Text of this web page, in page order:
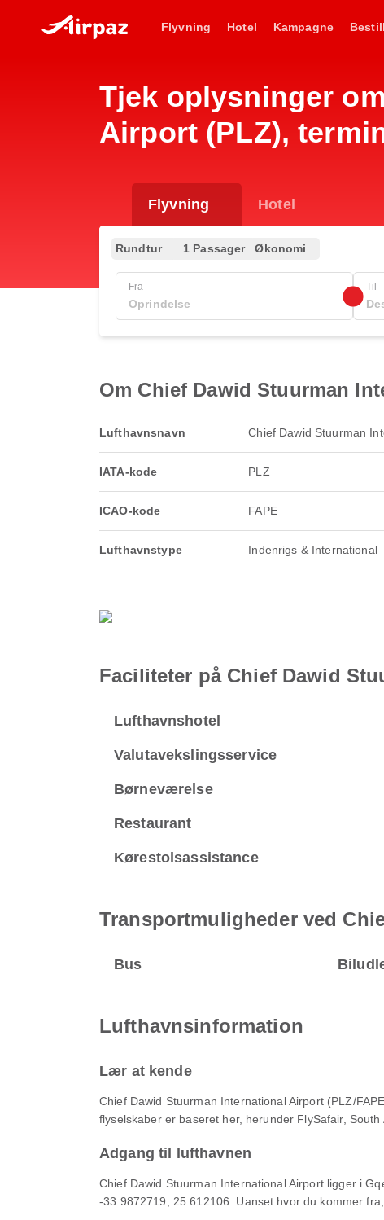
Flyvning Hotel Kampagne
Tjek oplysninger
Airport (PLZ),
Flyvning Hotel
Rundtur 1 Passager Økonomi
Fra Til
Om Chief Dawid Stuurman
Lufthavnsnavn Chief Dawid Stuurman
IATA-kode PLZ
ICAO-kode FAPE
Lufthavnstype Indenrigs & International
Faciliteter på Chief Dawid
Lufthavnshotel
Valutavekslingsservice
Børneværelse
Restaurant
Kørestolsassistance
Transportmuligheder ved
Bus
Lufthavnsinformation
Lær at kende
Chief Dawid Stuurman International Airport (PLZ/
flyselskaber er baseret her, herunder FlySafair,
Adgang til lufthavnen
Chief Dawid Stuurman International Airport ligger i
-33.9872719, 25.612106. Uanset hvor du kommer